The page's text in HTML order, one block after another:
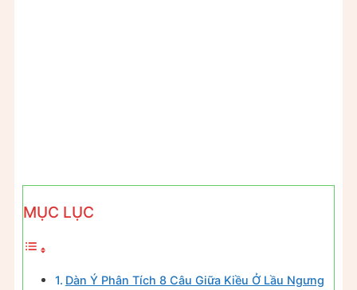
MỤC LỤC
Dàn Ý Phân Tích 8 Câu Giữa Kiều Ở Lầu Ngưng